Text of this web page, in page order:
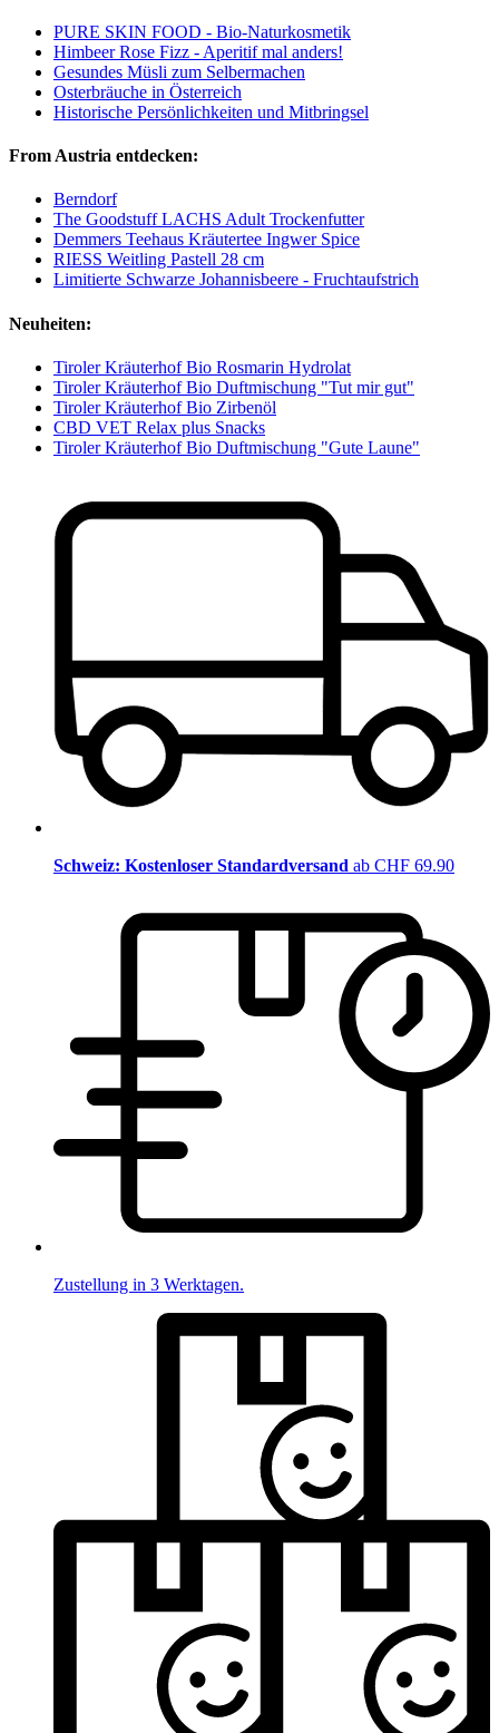
PURE SKIN FOOD - Bio-Naturkosmetik
Himbeer Rose Fizz - Aperitif mal anders!
Gesundes Müsli zum Selbermachen
Osterbräuche in Österreich
Historische Persönlichkeiten und Mitbringsel
From Austria entdecken:
Berndorf
The Goodstuff LACHS Adult Trockenfutter
Demmers Teehaus Kräutertee Ingwer Spice
RIESS Weitling Pastell 28 cm
Limitierte Schwarze Johannisbeere - Fruchtaufstrich
Neuheiten:
Tiroler Kräuterhof Bio Rosmarin Hydrolat
Tiroler Kräuterhof Bio Duftmischung "Tut mir gut"
Tiroler Kräuterhof Bio Zirbenöl
CBD VET Relax plus Snacks
Tiroler Kräuterhof Bio Duftmischung "Gute Laune"
Schweiz: Kostenloser Standardversand ab CHF 69.90
Zustellung in 3 Werktagen.